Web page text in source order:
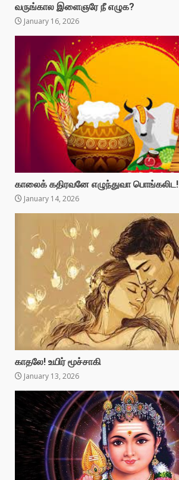
வருங்கால இளைஞரே நீ எழுக?
January 16, 2026
காலைக் கதிரவனே எழுந்துவா பொங்கலிட!
January 14, 2026
காதலே! உயிர் மூச்சாகி
January 13, 2026